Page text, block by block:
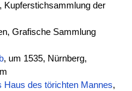
Kupferstichsammlung der
Grafische Sammlung
, um 1535, Nürnberg,
Haus des törichten Mannes,